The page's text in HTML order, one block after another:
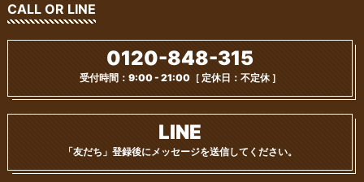
CALL OR LINE
0120-848-315
受付時間：9:00 - 21:00［ 定休日：不定休 ］
LINE
「友だち」登録後にメッセージを送信してください。